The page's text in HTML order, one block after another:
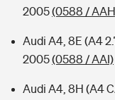
2005(0588 /
Audi A4, 8E (A4
2005(0588 / AAI)
Audi A4, 8H (A4